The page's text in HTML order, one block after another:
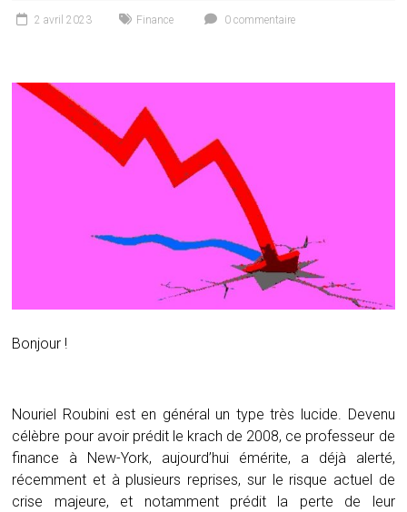
2 avril 2023 Finance 0 commentaire
Bonjour !
Nouriel Roubini est en général un type très lucide. Devenu
célèbre pour avoir prédit le krach de 2008, ce professeur de
finance à New-York, aujourd’hui émérite, a déjà alerté,
récemment et à plusieurs reprises, sur le risque actuel de
crise majeure, et notamment prédit la perte de leur